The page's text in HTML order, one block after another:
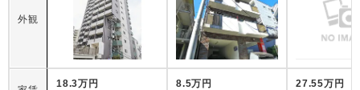
外観
18.3万円
8.5万円
27.55万円